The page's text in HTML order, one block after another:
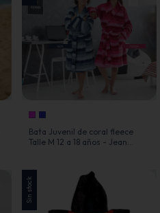
Bata Juvenil de coral fleece
Talle M 12 a 18 años - Jean
Sin stock